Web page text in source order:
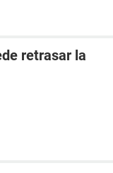
retrasar la